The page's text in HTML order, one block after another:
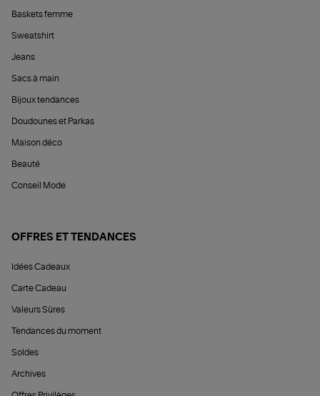
Baskets femme
Sweatshirt
Jeans
Sacs à main
Bijoux tendances
Doudounes et Parkas
Maison déco
Beauté
Conseil Mode
OFFRES ET TENDANCES
Idées Cadeaux
Carte Cadeau
Valeurs Sûres
Tendances du moment
Soldes
Archives